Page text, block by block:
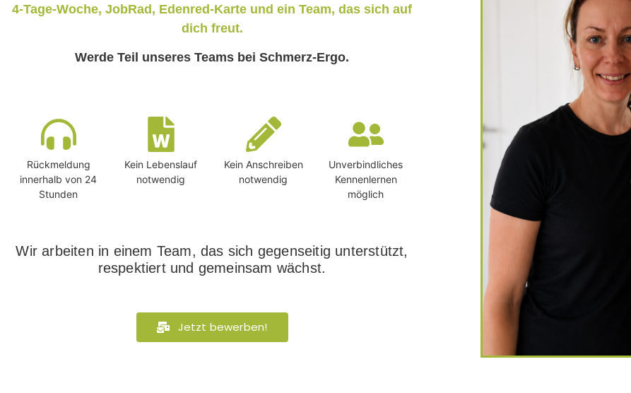
4-Tage-Woche, JobRad, Edenred-Karte und ein Team, das sich auf
dich freut.
Werde Teil unseres Teams bei Schmerz-Ergo.
Rückmeldung
innerhalb von 24
Stunden
Kein Lebenslauf
notwendig
Kein Anschreiben
notwendig
Unverbindliches
Kennenlernen
möglich
Wir arbeiten in einem Team, das sich gegenseitig unterstützt,
respektiert und gemeinsam wächst.
Jetzt bewerben!